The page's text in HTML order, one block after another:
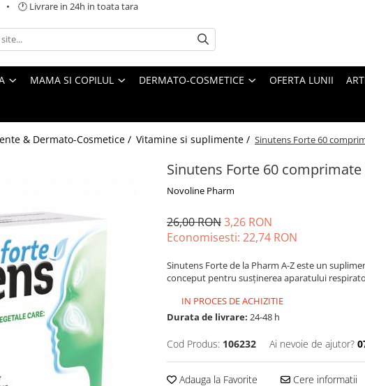
• 🕐 Livrare in 24h in toata tara
MAMA SI COPILUL DERMATO-COSMETICE OFERTA LUNII
& Dermato-Cosmetice / Vitamine si suplimente / Sinutens Forte 60
Sinutens Forte 60 comprimate
Novoline Pharm
26,00 RON3,26 RON
Economisesti: 22,74 RON
Sinutens Forte de la Pharm A-Z este un
conceput pentru susținerea aparatului
IN PROCES DE ACHIZITIE
Durata de livrare: 24-48 h
Cod Produs: 106232 Ai nevoie de ajutor?
Adauga la Favorite Cere informatii